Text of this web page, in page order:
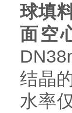
球填
面空
结晶
水率